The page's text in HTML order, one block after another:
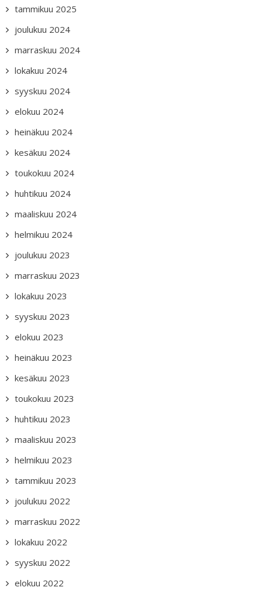
tammikuu 2025
joulukuu 2024
marraskuu 2024
lokakuu 2024
syyskuu 2024
elokuu 2024
heinäkuu 2024
kesäkuu 2024
toukokuu 2024
huhtikuu 2024
maaliskuu 2024
helmikuu 2024
joulukuu 2023
marraskuu 2023
lokakuu 2023
syyskuu 2023
elokuu 2023
heinäkuu 2023
kesäkuu 2023
toukokuu 2023
huhtikuu 2023
maaliskuu 2023
helmikuu 2023
tammikuu 2023
joulukuu 2022
marraskuu 2022
lokakuu 2022
syyskuu 2022
elokuu 2022